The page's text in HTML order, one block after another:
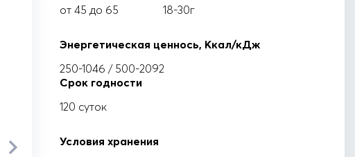
от 45 до 65
18-30г
Энергетическая ценнось, Ккал/кДж
250-1046 / 500-2092
Cрок годности
120 суток
Условия хранения